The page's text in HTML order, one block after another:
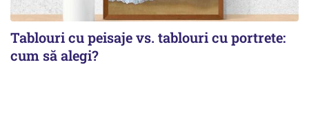
Tablouri cu peisaje vs. tablouri cu portrete:
cum să alegi?